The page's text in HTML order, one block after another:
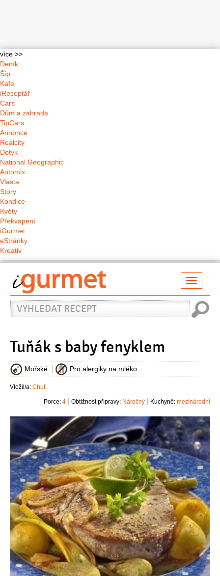
více >>
Deník
Šíp
Kafe
iReceptář
Cars
Dům a zahrada
TipCars
Annonce
Realcity
Dotyk
National Geographic
Automix
Vlasta
Story
Kondice
Květy
Překvapení
iGurmet
eStránky
Kreativ
Vyhledat
recept
Tuňák s baby fenyklem
Mořské Pro alergiky na mléko
Vložil/a: Chuť
Kuchyně: mezinárodní
Obtížnost přípravy: Náročný
Porce: 4